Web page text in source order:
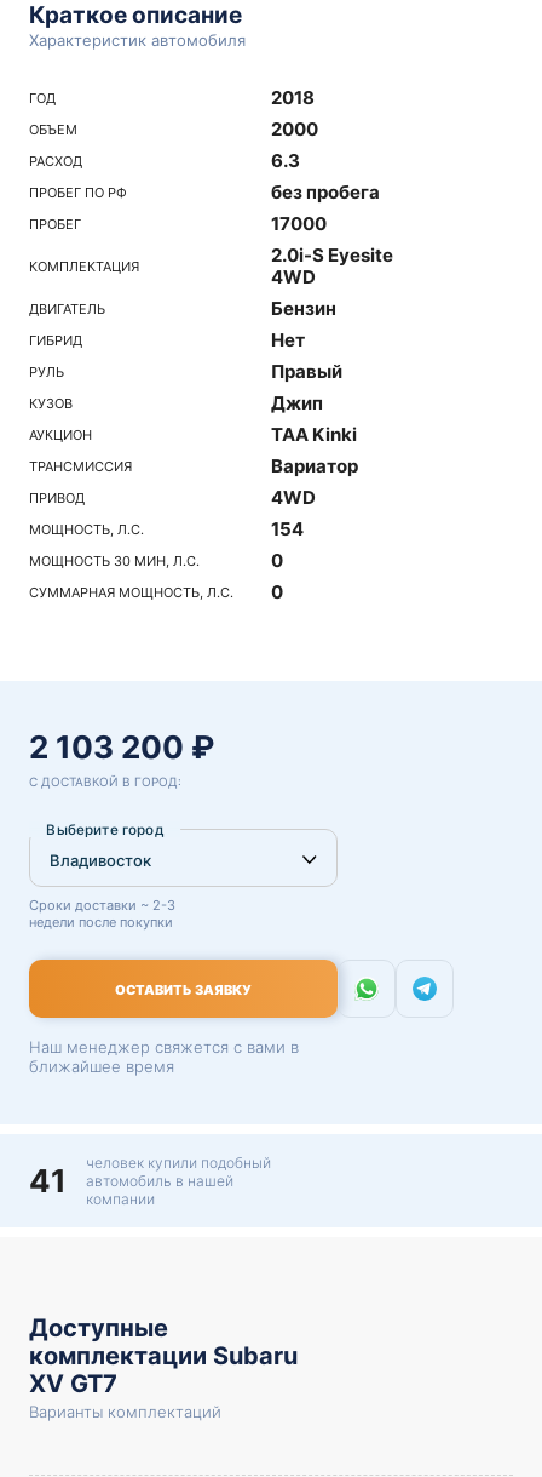
Краткое описание
Характеристик автомобиля
ГОД 2018
ОБЪЕМ 2000
РАСХОД 6.3
ПРОБЕГ ПО РФ без пробега
ПРОБЕГ 17000
КОМПЛЕКТАЦИЯ
2.0i-S Eyesite
4WD
ДВИГАТЕЛЬ Бензин
ГИБРИД Нет
РУЛЬ Правый
КУЗОВ Джип
АУКЦИОН TAA Kinki
ТРАНСМИССИЯ Вариатор
ПРИВОД 4WD
МОЩНОСТЬ, Л.С. 154
МОЩНОСТЬ 30 МИН, Л.С. 0
СУММАРНАЯ МОЩНОСТЬ, Л.С. 0
2 103 200 ₽
С ДОСТАВКОЙ В ГОРОД:
Выберите город
Сроки доставки ~ 2-3
недели после покупки
ОСТАВИТЬ ЗАЯВКУ
Наш менеджер свяжется с вами в
ближайшее время
41
человек купили подобный
автомобиль в нашей
компании
Доступные
комплектации Subaru
XV GT7
Варианты комплектаций